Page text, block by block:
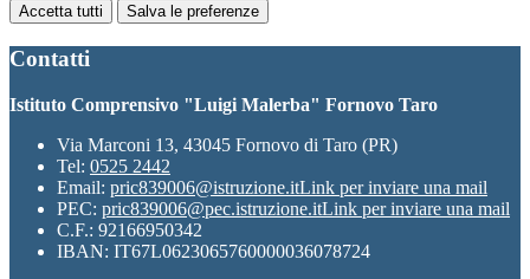
Accetta tutti Salva le preferenze
Contatti
Istituto Comprensivo "Luigi Malerba" Fornovo Taro
Via Marconi 13, 43045 Fornovo di Taro (PR)
Tel: 0525 2442
Email: pric839006@istruzione.itLink per inviare una mail
PEC: pric839006@pec.istruzione.itLink per inviare una mail
C.F.: 92166950342
IBAN: IT67L0623065760000036078724